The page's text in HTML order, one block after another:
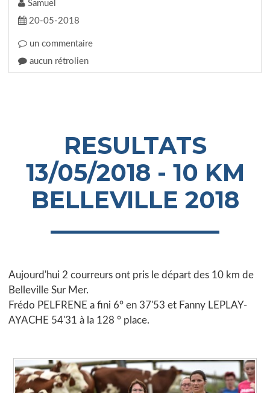
Samuel
20-05-2018
un commentaire
aucun rétrolien
RESULTATS
13/05/2018 - 10 KM
BELLEVILLE 2018
Aujourd'hui 2 courreurs ont pris le départ des 10 km de
Belleville Sur Mer.
Frédo PELFRENE a fini 6° en 37'53 et Fanny LEPLAY-
AYACHE 54'31 à la 128 ° place.